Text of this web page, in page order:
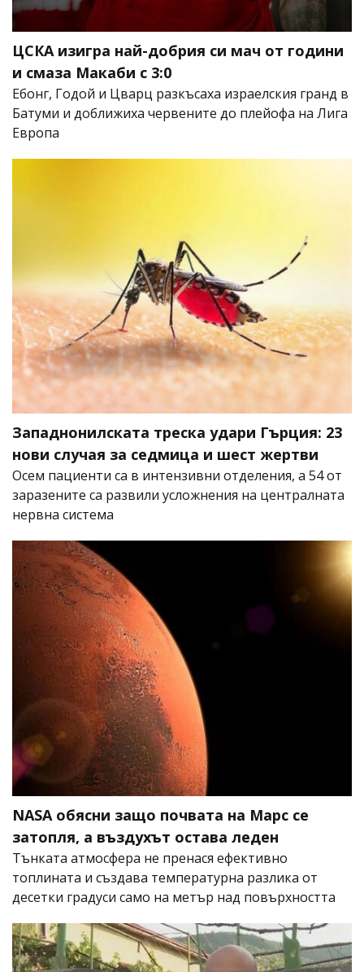
ЦСКА изигра най-добрия си мач от години
и смаза Макаби с 3:0
Ебонг, Годой и Цварц разкъсаха израелския гранд в
Батуми и доближиха червените до плейофа на Лига
Европа
Западнонилската треска удари Гърция: 23
нови случая за седмица и шест жертви
Осем пациенти са в интензивни отделения, а 54 от
заразените са развили усложнения на централната
нервна система
NASA обясни защо почвата на Марс се
затопля, а въздухът остава леден
Тънката атмосфера не пренася ефективно
топлината и създава температурна разлика от
десетки градуси само на метър над повърхността